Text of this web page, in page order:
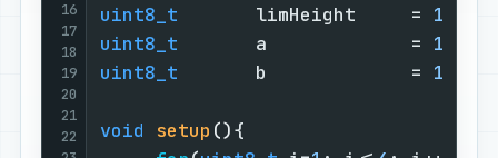
16
17
18
19
20
21
22
uint8_t
       limHeight     =
100
uint8_t
       a             =
1
uint8_t
       b             =
1
void setup ()